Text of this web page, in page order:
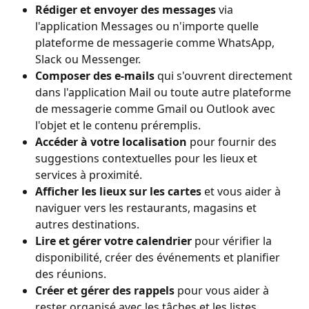
Rédiger et envoyer des messages via
l'application Messages ou n'importe quelle
plateforme de messagerie comme WhatsApp,
Slack ou Messenger.
Composer des e-mails qui s'ouvrent directement
dans l'application Mail ou toute autre plateforme
de messagerie comme Gmail ou Outlook avec
l'objet et le contenu préremplis.
Accéder à votre localisation pour fournir des
suggestions contextuelles pour les lieux et
services à proximité.
Afficher les lieux sur les cartes et vous aider à
naviguer vers les restaurants, magasins et
autres destinations.
Lire et gérer votre calendrier pour vérifier la
disponibilité, créer des événements et planifier
des réunions.
Créer et gérer des rappels pour vous aider à